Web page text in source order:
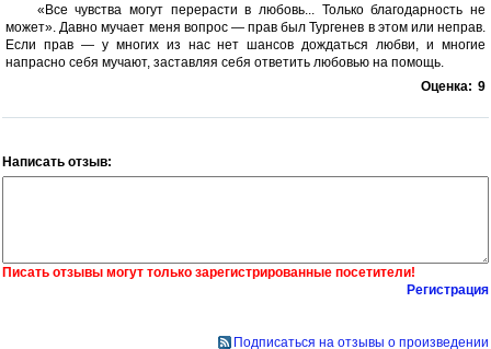
«Все чувства могут перерасти в любовь... Только благодарность не
может». Давно мучает меня вопрос — прав был Тургенев в этом или неправ.
Если прав — у многих из нас нет шансов дождаться любви, и многие
напрасно себя мучают, заставляя себя ответить любовью на помощь.
Оценка: 9
Написать отзыв:
Писать отзывы могут только зарегистрированные посетители!
Регистрация
Подписаться на отзывы о произведении